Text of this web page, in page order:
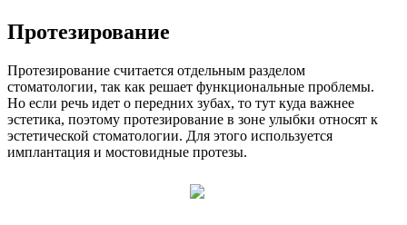
Протезирование
Протезирование считается отдельным разделом
стоматологии, так как решает функциональные проблемы.
Но если речь идет о передних зубах, то тут куда важнее
эстетика, поэтому протезирование в зоне улыбки относят к
эстетической стоматологии. Для этого используется
имплантация и мостовидные протезы.